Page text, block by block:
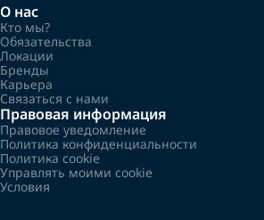
О нас
Кто мы?
Обязательства
Локации
Бренды
Карьера
Связаться с нами
Правовая информация
Правовое уведомление
Политика конфиденциальности
Политика cookie
Управлять моими cookie
Условия